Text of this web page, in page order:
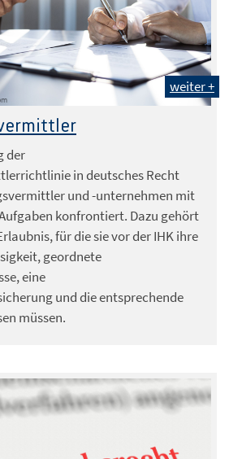
weiter +
der
in deutsches Recht
und -unternehmen mit
konfrontiert. Dazu gehört
für die sie vor der IHK ihre
geordnete
eine
und die entsprechende
müssen.